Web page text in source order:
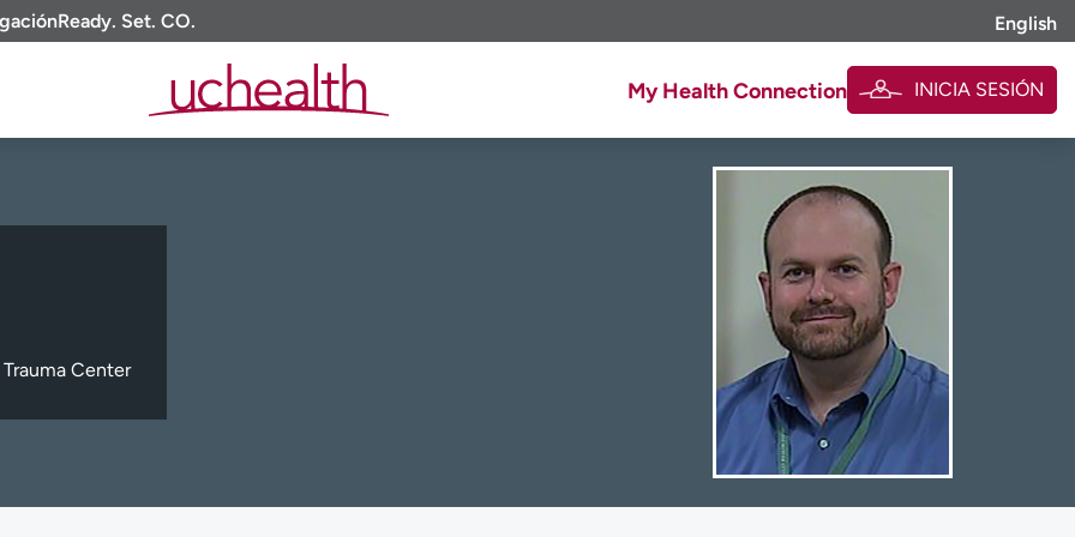
Ready. Set. CO. English
My Health Connection INICIA SESIÓN
Center